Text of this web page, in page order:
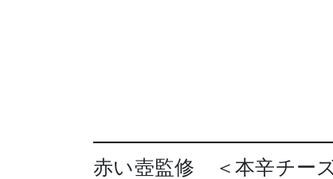
赤い壺監修 ＜本辛チー